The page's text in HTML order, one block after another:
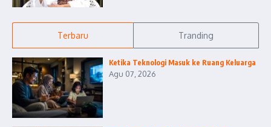
Terbaru Tranding
Ketika Teknologi Masuk ke Ruang Keluarga
Agu 07, 2026